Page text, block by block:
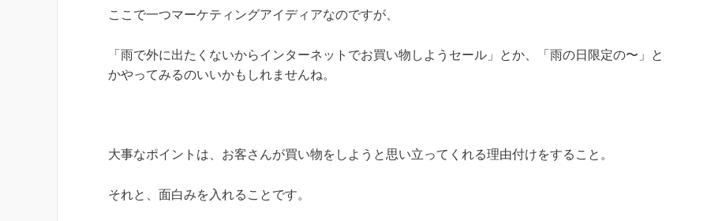
ここで一つマーケティングアイディアなのですが、
「雨で外に出たくないからインターネットでお買い物しようセール」とか、「雨の日限定の〜」と
かやってみるのいいかもしれませんね。
大事なポイントは、お客さんが買い物をしようと思い立ってくれる理由付けをすること。
それと、面白みを入れることです。